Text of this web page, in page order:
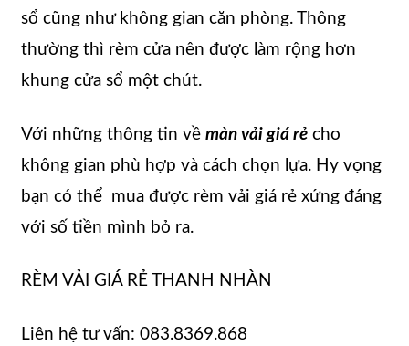
sổ cũng như không gian căn phòng. Thông
thường thì rèm cửa nên được làm rộng hơn
khung cửa sổ một chút.
Với những thông tin về màn vải giá rẻ cho
không gian phù hợp và cách chọn lựa. Hy vọng
bạn có thể mua được rèm vải giá rẻ xứng đáng
với số tiền mình bỏ ra.
RÈM VẢI GIÁ RẺ THANH NHÀN
Liên hệ tư vấn: 083.8369.868